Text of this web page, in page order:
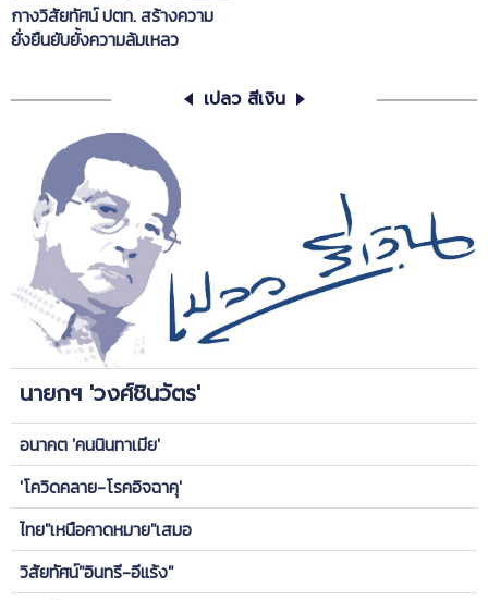
กางวิสัยทัศน์ ปตท. สร้างความ
ยั่งยืนยับยั้งความล้มเหลว
เปลว สีเงิน
นายกฯ 'วงศ์ชินวัตร'
อนาคต 'คนนินทาเมีย'
'โควิดคลาย-โรคอิจฉาคุ'
ไทย"เหนือคาดหมาย"เสมอ
วิสัยทัศน์"อินทรี-อีแร้ง"